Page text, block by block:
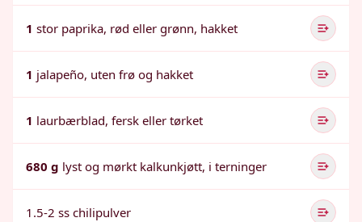
1 stor paprika, rød eller grønn, hakket
1 jalapeño, uten frø og hakket
1 laurbærblad, fersk eller tørket
680 g lyst og mørkt kalkunkjøtt, i terninger
1.5-2 ss chilipulver